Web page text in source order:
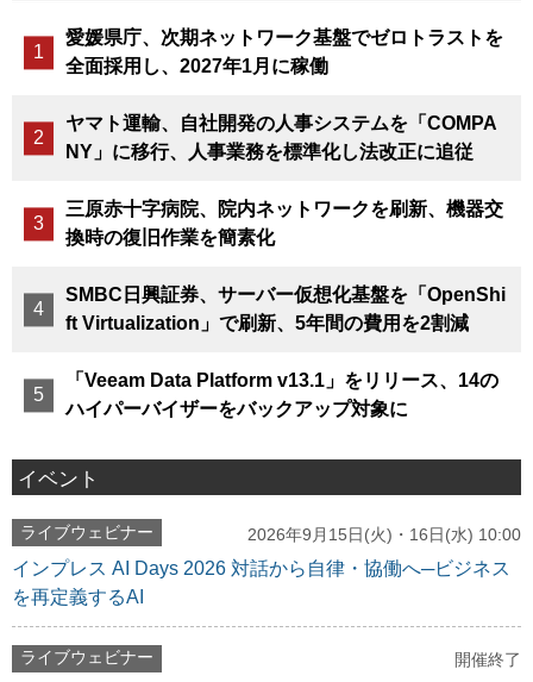
愛媛県庁、次期ネットワーク基盤でゼロトラストを
全面採用し、2027年1月に稼働
ヤマト運輸、自社開発の人事システムを「COMPA
NY」に移行、人事業務を標準化し法改正に追従
三原赤十字病院、院内ネットワークを刷新、機器交
換時の復旧作業を簡素化
SMBC日興証券、サーバー仮想化基盤を「OpenShi
ft Virtualization」で刷新、5年間の費用を2割減
「Veeam Data Platform v13.1」をリリース、14の
ハイパーバイザーをバックアップ対象に
イベント
ライブウェビナー 2026年9月15日(火)・16日(水) 10:00
インプレス AI Days 2026 対話から自律・協働へ─ビジネス
を再定義するAI
ライブウェビナー 開催終了